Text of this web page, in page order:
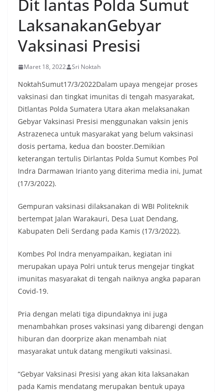
Dit lantas Polda Sumut
LaksanakanGebyar
Vaksinasi Presisi
Maret 18, 2022 Sri Noktah
NoktahSumut17/3/2022Dalam upaya mengejar proses
vaksinasi dan tingkat imunitas di tengah masyarakat,
Ditlantas Polda Sumatera Utara akan melaksanakan
Gebyar Vaksinasi Presisi menggunakan vaksin jenis
Astrazeneca untuk masyarakat yang belum vaksinasi
dosis pertama, kedua dan booster.Demikian
keterangan tertulis Dirlantas Polda Sumut Kombes Pol
Indra Darmawan Irianto yang diterima media ini, Jumat
(17/3/2022).
Gempuran vaksinasi dilaksanakan di WBI Politeknik
bertempat Jalan Warakauri, Desa Luat Dendang,
Kabupaten Deli Serdang pada Kamis (17/3/2022).
Kombes Pol Indra menyampaikan, kegiatan ini
merupakan upaya Polri untuk terus mengejar tingkat
imunitas masyarakat di tengah naiknya angka paparan
Covid-19.
Pria dengan melati tiga dipundaknya ini juga
menambahkan proses vaksinasi yang dibarengi dengan
hiburan dan doorprize akan menambah niat
masyarakat untuk datang mengikuti vaksinasi.
“Gebyar Vaksinasi Presisi yang akan kita laksanakan
pada Kamis mendatang merupakan bentuk upaya